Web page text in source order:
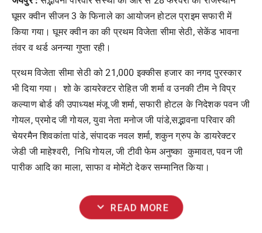
घूमर क्वीन सीजन 3 के फिनाले का आयोजन होटल प्राइम सफारी में
किया गया। घूमर क्वीन का की प्रथम विजेता सीमा सेठी, सेकेंड भावना
तंवर व थर्ड अनन्या गुप्ता रही।
प्रथम विजेता सीमा सेठी को 21,000 इक्कीस हजार का नगद पुरस्कार
भी दिया गया। शो के डायरेक्टर रोहित जी शर्मा व उनकी टीम ने विप्र
कल्याण बोर्ड की उपाध्यक्ष मंजू जी शर्मा, सफारी होटल के निदेशक पवन जी
गोयल, प्रमोद जी गोयल, युवा नेता मनोज जी पांडे,सद्भावना परिवार की
चेयरमैन शिवकांता पांडे, संपादक नवल शर्मा, शकुन ग्रुप के डायरेक्टर
जेडी जी माहेश्वरी, निधि गोयल, जी टीवी फेम अनुष्का कुमावत, पवन जी
पारीक आदि का माला, साफा व मोमेंटो देकर सम्मानित किया।
expand_more READ MORE